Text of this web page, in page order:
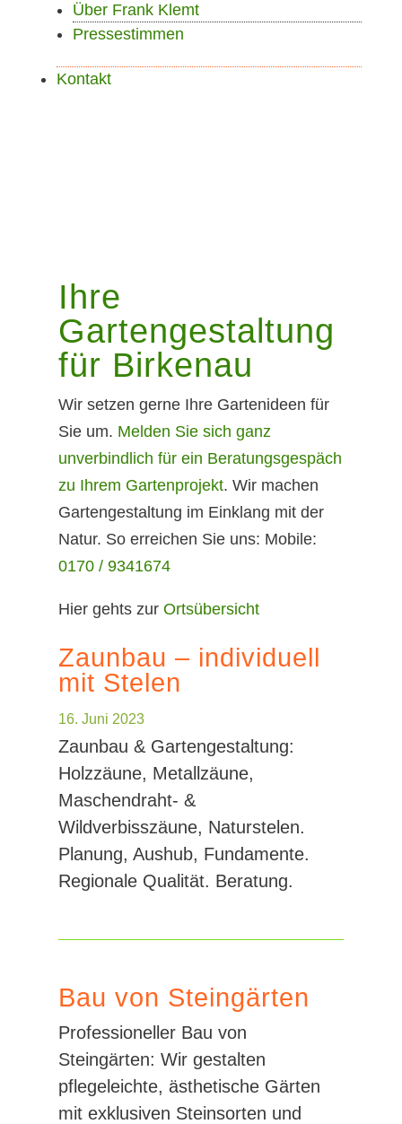
Über Frank Klemt
Pressestimmen
Kontakt
Ihre
Gartengestaltung
für Birkenau
Wir setzen gerne Ihre Gartenideen für
Sie um. Melden Sie sich ganz
unverbindlich für ein Beratungsgespäch
zu Ihrem Gartenprojekt. Wir machen
Gartengestaltung im Einklang mit der
Natur. So erreichen Sie uns: Mobile:
0170 / 9341674
Hier gehts zur Ortsübersicht
Zaunbau – individuell
mit Stelen
16. Juni 2023
Zaunbau & Gartengestaltung:
Holzzäune, Metallzäune,
Maschendraht- &
Wildverbisszäune, Naturstelen.
Planung, Aushub, Fundamente.
Regionale Qualität. Beratung.
Bau von Steingärten
Professioneller Bau von
Steingärten: Wir gestalten
pflegeleichte, ästhetische Gärten
mit exklusiven Steinsorten und